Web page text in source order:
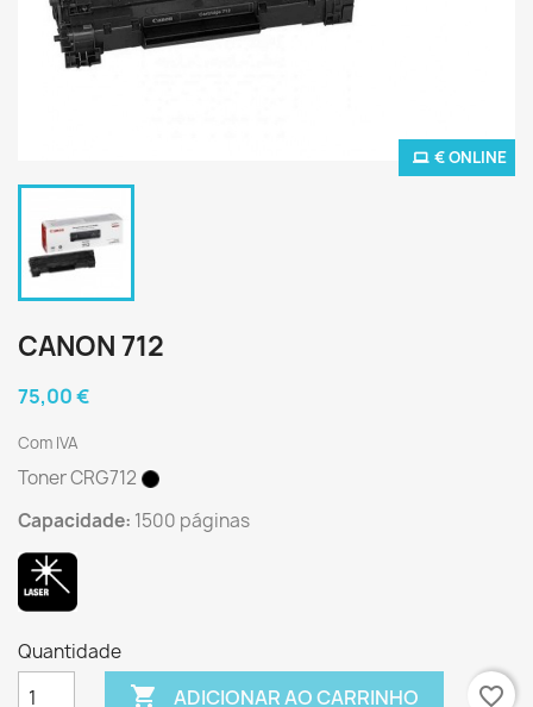
€ ONLINE
CANON 712
75,00 €
Com IVA
Toner CRG712
Capacidade: 1500 páginas
Quantidade
 ADICIONAR AO CARRINHO favorite_border